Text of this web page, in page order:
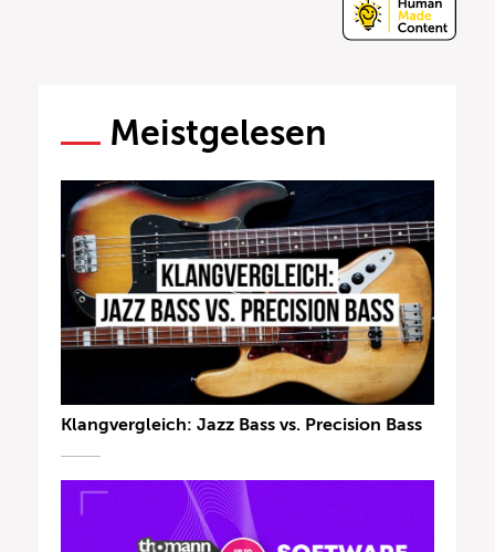
Meistgelesen
Klangvergleich: Jazz Bass vs. Precision Bass